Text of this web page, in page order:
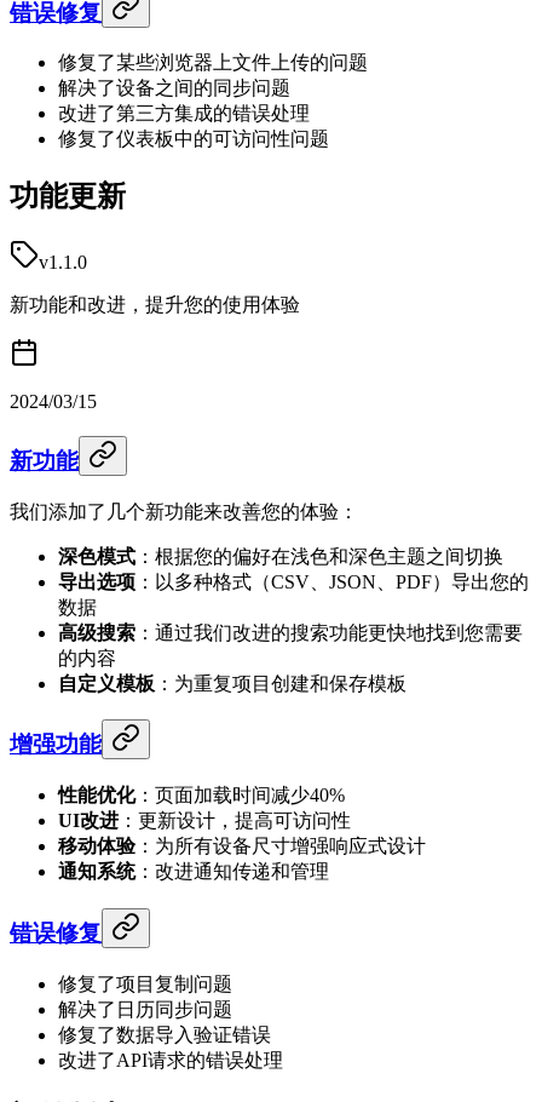
错误修复
修复了某些浏览器上文件上传的问题
解决了设备之间的同步问题
改进了第三方集成的错误处理
修复了仪表板中的可访问性问题
功能更新
v1.1.0
新功能和改进，提升您的使用体验
2024/03/15
新功能
我们添加了几个新功能来改善您的体验：
深色模式 ：根据您的偏好在浅色和深色主题之间切换
导出选项 ：以多种格式（CSV、JSON、PDF）导出您的
数据
高级搜索 ：通过我们改进的搜索功能更快地找到您需要
的内容
自定义模板 ：为重复项目创建和保存模板
增强功能
性能优化：页面加载时间减少40%
UI改进 ：更新设计，提高可访问性
移动体验：为所有设备尺寸增强响应式设计
通知系统：改进通知传递和管理
错误修复
修复了项目复制问题
解决了日历同步问题
修复了数据导入验证错误
改进了API请求的错误处理